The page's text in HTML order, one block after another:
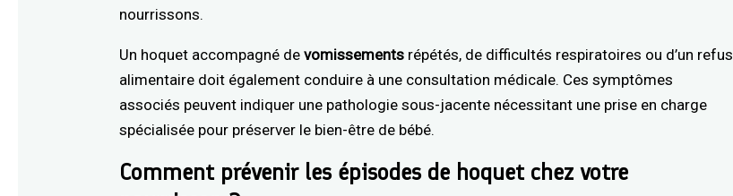
nourrissons.
Un hoquet accompagné devomissements répétés, de difficultés respiratoires ou d’un refus
alimentaire doit également conduire à une consultation médicale. Ces symptômes
associés peuvent indiquer une pathologie sous-jacente nécessitant une prise en charge
spécialisée pour préserver le bien-être de bébé.
Comment prévenir les épisodes de hoquet chez votre